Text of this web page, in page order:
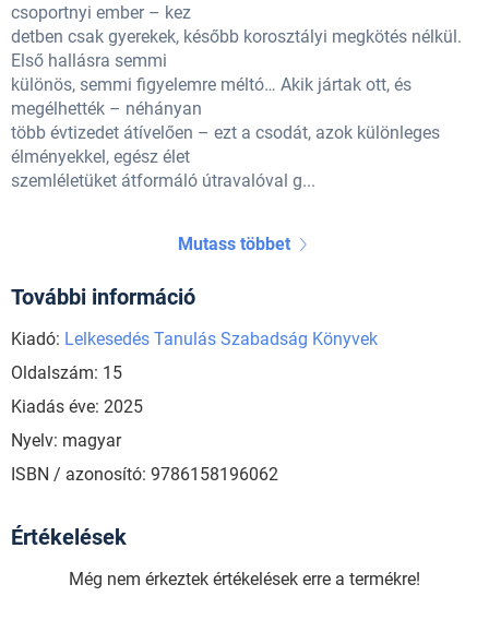
csoportnyi ember – kez
detben csak gyerekek, később korosztályi megkötés nélkül.
Első hallásra semmi
különös, semmi figyelemre méltó… Akik jártak ott, és
megélhették – néhányan
több évtizedet átívelően – ezt a csodát, azok különleges
élményekkel, egész élet
szemléletüket átformáló útravalóval g...
Mutass többet
További információ
Kiadó: Lelkesedés Tanulás Szabadság Könyvek
Oldalszám: 15
Kiadás éve: 2025
Nyelv: magyar
ISBN / azonosító: 9786158196062
Értékelések
Még nem érkeztek értékelések erre a termékre!